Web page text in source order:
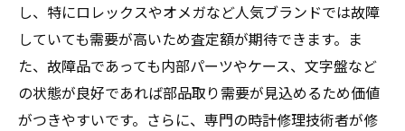
し、特にロレックスやオメガなど人気ブランドでは故障
していても需要が高いため査定額が期待できます。ま
た、故障品であっても内部パーツやケース、文字盤など
の状態が良好であれば部品取り需要が見込めるため価値
がつきやすいです。さらに、専門の時計修理技術者が修